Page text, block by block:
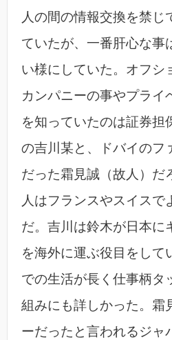
人の間の情報交換を禁じ
ていたが、一番肝心な事
い様にしていた。オフシ
カンパニーの事やプライ
を知っていたのは証券担
の吉川某と、ドバイのフ
だった霜見誠（故人）だ
人はフランスやスイスで
だ。吉川は鈴木が日本に
を海外に運ぶ役目をして
での生活が長く仕事柄タ
組みにも詳しかった。霜
ーだったと言われるジャ